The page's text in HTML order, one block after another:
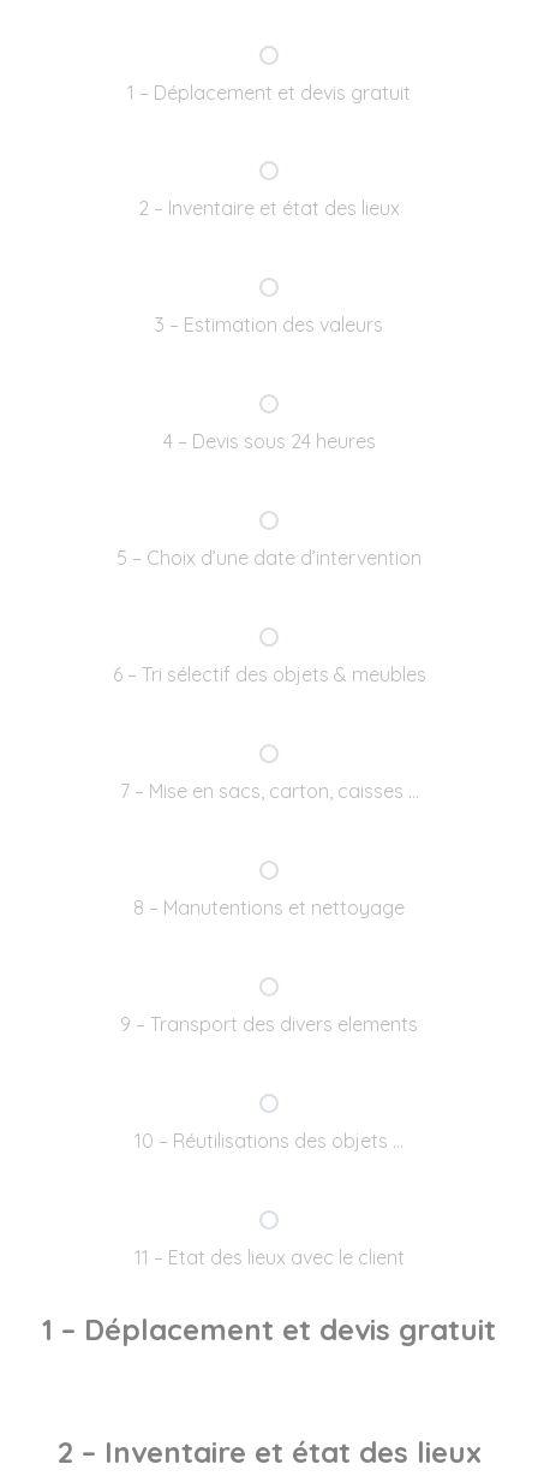
1 – Déplacement et devis gratuit
2 – Inventaire et état des lieux
3 – Estimation des valeurs
4 – Devis sous 24 heures
5 – Choix d’une date d’intervention
6 – Tri sélectif des objets & meubles
7 – Mise en sacs, carton, caisses …
8 – Manutentions et nettoyage
9 – Transport des divers elements
10 – Réutilisations des objets …
11 – Etat des lieux avec le client
1 – Déplacement et devis gratuit
2 – Inventaire et état des lieux